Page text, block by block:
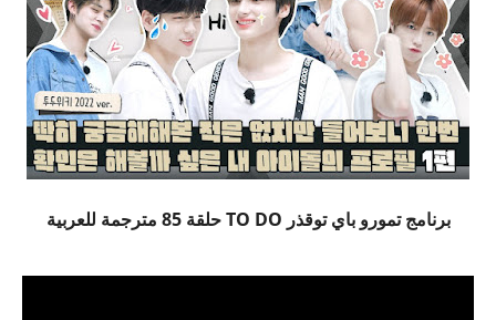
برنامج تمورو باي توقذر TO DO حلقة 85 مترجمة للعربية